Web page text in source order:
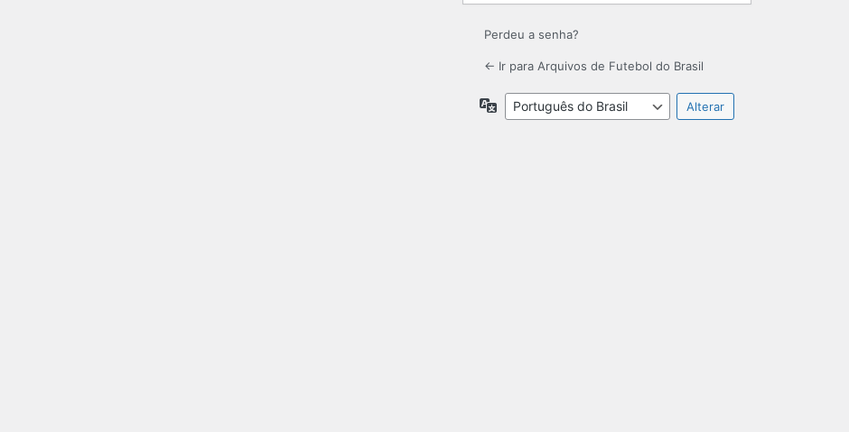
Perdeu a senha?
← Ir para Arquivos de Futebol do Brasil
Idioma